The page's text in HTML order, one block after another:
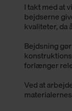
I takt med at
bejdserne
kvaliteter, da
Bejdsning
konstruktion
forlænger
Ved at